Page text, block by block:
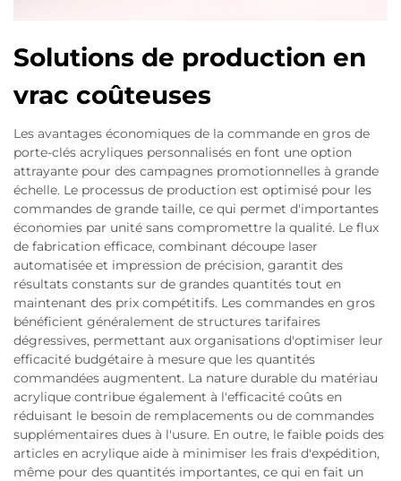
Solutions de production en
vrac coûteuses
Les avantages économiques de la commande en gros de
porte-clés acryliques personnalisés en font une option
attrayante pour des campagnes promotionnelles à grande
échelle. Le processus de production est optimisé pour les
commandes de grande taille, ce qui permet d'importantes
économies par unité sans compromettre la qualité. Le flux
de fabrication efficace, combinant découpe laser
automatisée et impression de précision, garantit des
résultats constants sur de grandes quantités tout en
maintenant des prix compétitifs. Les commandes en gros
bénéficient généralement de structures tarifaires
dégressives, permettant aux organisations d'optimiser leur
efficacité budgétaire à mesure que les quantités
commandées augmentent. La nature durable du matériau
acrylique contribue également à l'efficacité coûts en
réduisant le besoin de remplacements ou de commandes
supplémentaires dues à l'usure. En outre, le faible poids des
articles en acrylique aide à minimiser les frais d'expédition,
même pour des quantités importantes, ce qui en fait un